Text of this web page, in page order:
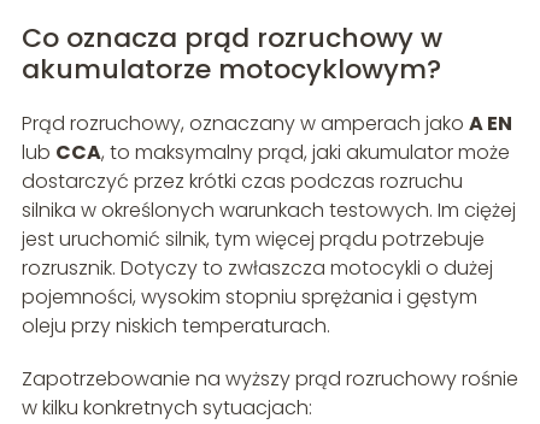
Co oznacza prąd rozruchowy w
akumulatorze motocyklowym?
Prąd rozruchowy, oznaczany w amperach jako A EN
lub CCA, to maksymalny prąd, jaki akumulator może
dostarczyć przez krótki czas podczas rozruchu
silnika w określonych warunkach testowych. Im ciężej
jest uruchomić silnik, tym więcej prądu potrzebuje
rozrusznik. Dotyczy to zwłaszcza motocykli o dużej
pojemności, wysokim stopniu sprężania i gęstym
oleju przy niskich temperaturach.
Zapotrzebowanie na wyższy prąd rozruchowy rośnie
w kilku konkretnych sytuacjach: